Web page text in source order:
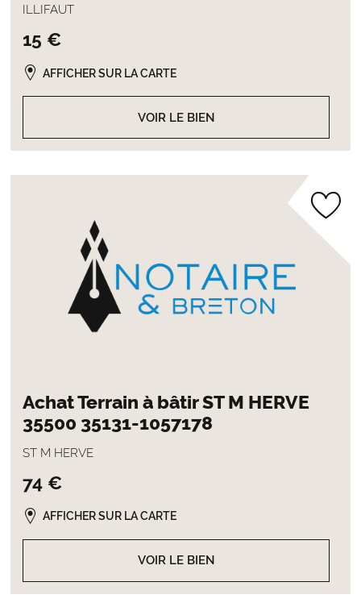
ILLIFAUT
15 €
VOIR LE BIEN
AFFICHER SUR LA CARTE
Achat Terrain à bâtir ST M HERVE
35500 35131-1057178
ST M HERVE
74 €
VOIR LE BIEN
AFFICHER SUR LA CARTE